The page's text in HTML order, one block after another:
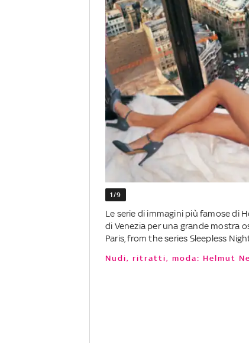
1/9
Le serie di immagini più famose di
di Venezia per una grande mostra
Paris, from the series Sleepless
Nudi, ritratti, moda: Helmut